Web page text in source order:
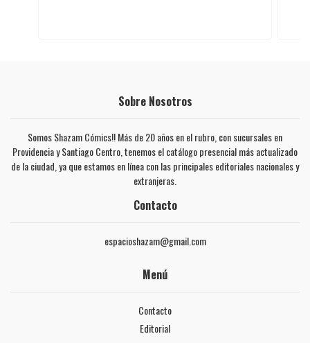
Sobre Nosotros
Somos Shazam Cómics!! Más de 20 años en el rubro, con sucursales en
Providencia y Santiago Centro, tenemos el catálogo presencial más actualizado
de la ciudad, ya que estamos en línea con las principales editoriales nacionales y
extranjeras.
Contacto
espacioshazam@gmail.com
Menú
Contacto
Editorial